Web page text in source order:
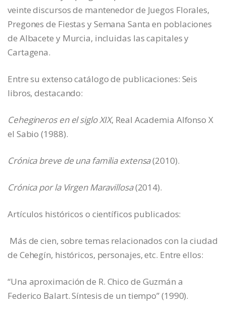
veinte discursos de mantenedor de Juegos Florales,
Pregones de Fiestas y Semana Santa en poblaciones
de Albacete y Murcia, incluidas las capitales y
Cartagena.
Entre su extenso catálogo de publicaciones: Seis
libros, destacando:
Cehegineros en el siglo XIX, Real Academia Alfonso X
el Sabio (1988).
Crónica breve de una familia extensa(2010).
Crónica por la Virgen Maravillosa(2014).
Artículos históricos o científicos publicados:
Más de cien, sobre temas relacionados con la ciudad
de Cehegín, históricos, personajes, etc. Entre ellos:
“Una aproximación de R. Chico de Guzmán a
Federico Balart. Síntesis de un tiempo” (1990).